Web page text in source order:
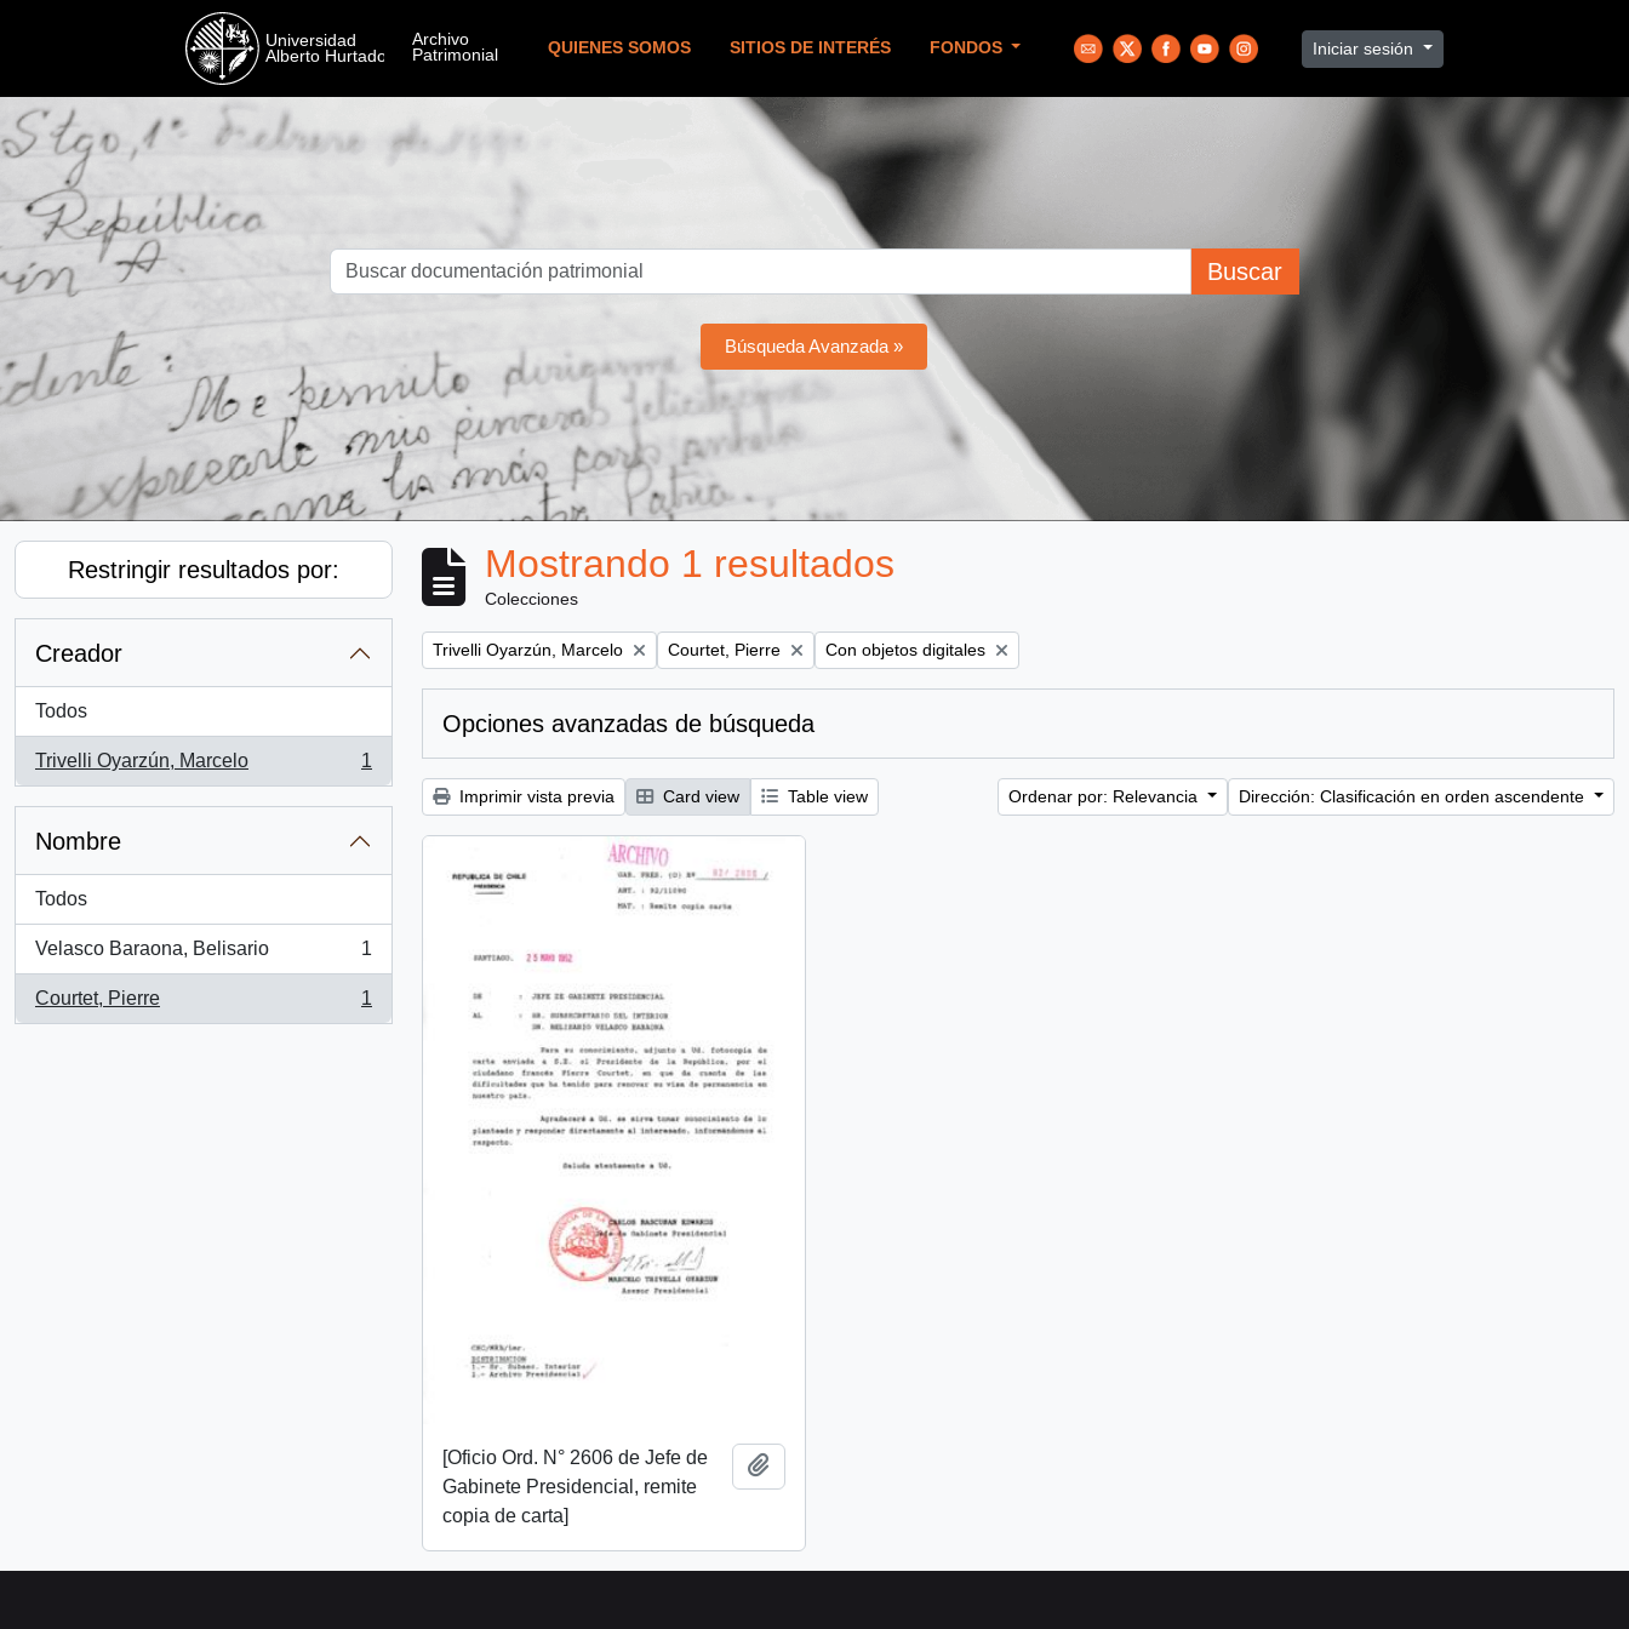
QUIENES SOMOS SITIOS DE INTERÉS FONDOS Iniciar sesión
Buscar
Búsqueda Avanzada »
Restringir resultados por:
Creador
Todos
Trivelli Oyarzún, Marcelo
, 1 resultados
1
Nombre
Todos
Velasco Baraona, Belisario
, 1 resultados
1
Courtet, Pierre
, 1 resultados
1
Mostrando 1 resultados
Colecciones
Remove filter:
Trivelli Oyarzún, Marcelo Remove filter:
Courtet, Pierre Remove filter:
Con objetos digitales
Opciones avanzadas de búsqueda
Imprimir vista previa Card view Table view Ordenar por: Relevancia Dirección: Clasificación en orden ascendente
[Oficio Ord. N° 2606 de Jefe de
Gabinete Presidencial, remite
copia de carta]